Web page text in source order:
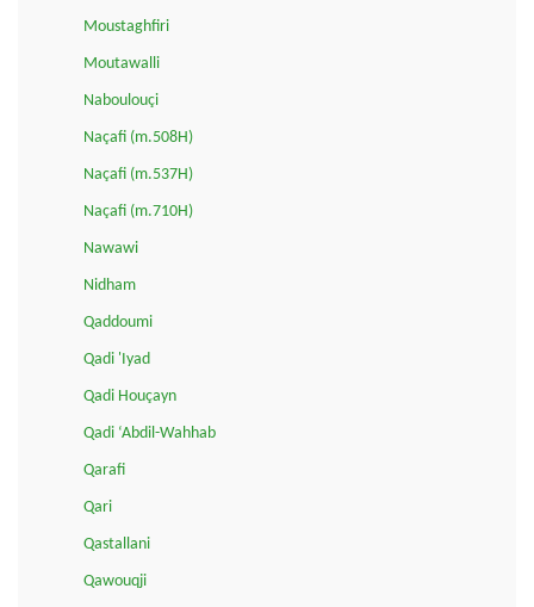
Moustaghfiri
Moutawalli
Naboulouçi
Naçafi (m.508H)
Naçafi (m.537H)
Naçafi (m.710H)
Nawawi
Nidham
Qaddoumi
Qadi 'Iyad
Qadi Houçayn
Qadi ‘Abdil-Wahhab
Qarafi
Qari
Qastallani
Qawouqji